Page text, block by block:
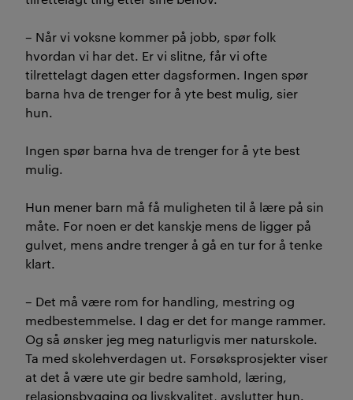
– Når vi voksne kommer på jobb, spør folk
hvordan vi har det. Er vi slitne, får vi ofte
tilrettelagt dagen etter dagsformen. Ingen spør
barna hva de trenger for å yte best mulig, sier
hun.
Ingen spør barna hva de trenger for å yte best
mulig.
Hun mener barn må få muligheten til å lære på sin
måte. For noen er det kanskje mens de ligger på
gulvet, mens andre trenger å gå en tur for å tenke
klart.
– Det må være rom for handling, mestring og
medbestemmelse. I dag er det for mange rammer.
Og så ønsker jeg meg naturligvis mer naturskole.
Ta med skolehverdagen ut. Forsøksprosjekter viser
at det å være ute gir bedre samhold, læring,
relasjonsbygging og livskvalitet, avslutter hun.